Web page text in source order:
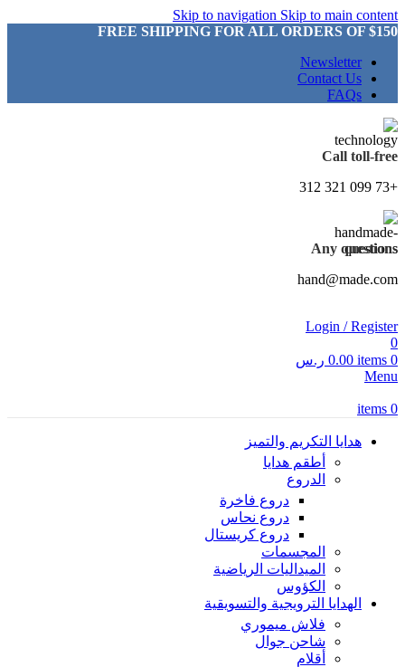
Skip to navigation Skip to main content
FREE SHIPPING FOR ALL ORDERS OF $150
Newsletter
Contact Us
FAQs
Call toll-free
+73 099 321 312
Any questions
hand@made.com
Login / Register
0
0
items
0.00 ر.س
Menu
0
items
هدايا التكريم والتميز
أطقم هدايا
الدروع
دروع فاخرة
دروع نحاس
دروع كريستال
المجسمات
الميداليات الرياضية
الكؤوس
الهدايا الترويجية والتسويقية
فلاش ميموري
شاحن جوال
أقلام